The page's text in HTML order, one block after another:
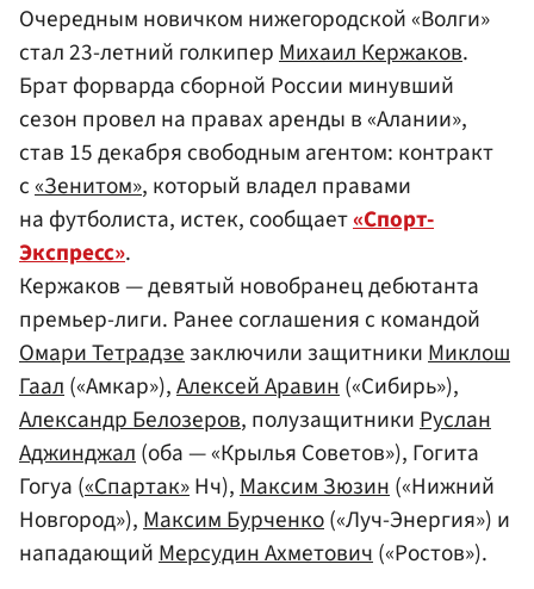
Очередным новичком нижегородской «Волги»
стал 23-летний голкиперМихаил Кержаков.
Брат форварда сборной России минувший
сезон провел на правах аренды в «Алании»,
став 15 декабря свободным агентом: контракт
с«Зенитом», который владел правами
на футболиста, истек, сообщает«Спорт-
Экспресс».
Кержаков — девятый новобранец дебютанта
премьер-лиги. Ранее соглашения с командой
Омари Тетрадзезаключили защитникиМиклош
Гаал(«Амкар»),Алексей Аравин(«Сибирь»),
Александр Белозеров, полузащитникиРуслан
Аджинджал(оба — «Крылья Советов»), Гогита
Гогуа («Спартак»Нч),Максим Зюзин(«Нижний
Новгород»),Максим Бурченко(«Луч-Энергия») и
нападающийМерсудин Ахметович(«Ростов»).